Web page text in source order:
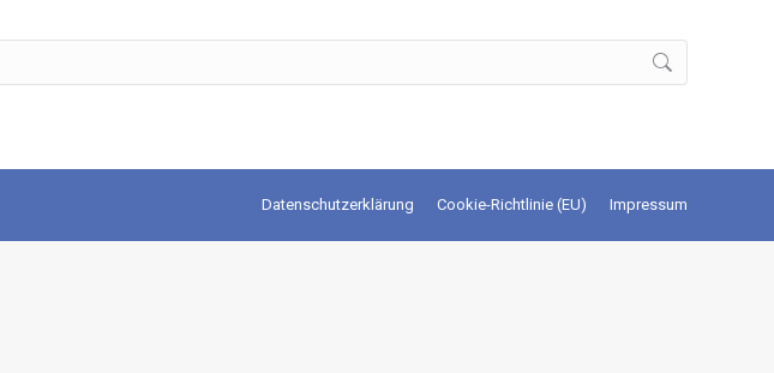
Datenschutzerklärung Cookie-Richtlinie (EU) Impressum